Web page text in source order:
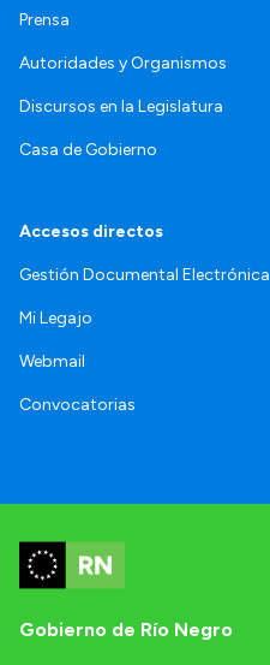
Prensa
Autoridades y Organismos
Discursos en la Legislatura
Casa de Gobierno
Accesos directos
Gestión Documental Electrónica
Mi Legajo
Webmail
Convocatorias
Gobierno de Río Negro